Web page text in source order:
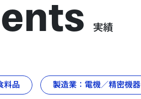
実績
料品 製造業：電機／精密機器